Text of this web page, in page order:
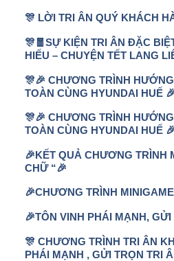
🎊 LỜI TRI ÂN QUÝ KHÁCH
🎊🧧SỰ KIỆN TRI ÂN ĐẶC
HIẾU – CHUYỆN TẾT LANG
🎊🎉 CHƯƠNG TRÌNH
TOÀN CÙNG HYUNDAI HUẾ
🎊🎉 CHƯƠNG TRÌNH
TOÀN CÙNG HYUNDAI HUẾ
🎉KẾT QUẢ CHƯƠNG TRÌNH
CHỮ “🎉
🎉CHƯƠNG TRÌNH
🎉TÔN VINH PHÁI MẠNH,
🎊 CHƯƠNG TRÌNH TRI ÂN
PHÁI MẠNH , GỬI TRỌN TRI